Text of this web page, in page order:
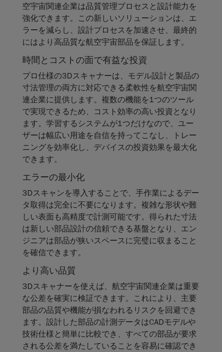
空宇宙関連企業は品質管理プロセスと設計能力を
強化できます。この新しいソリューションは、エ
ラーを減らし、設計プロセスを加速させ、最終的
にはより高品質な航空宇宙部品を保証します。
時間とコストの面で有益な投資
プロ仕様の3Dスキャナーは、モデル設計と製品の
寸法管理の両方に対応できる柔軟性を航空宇宙関
連企業に提供します。複数の機能を1つのツール
で実現できるため、コスト効率の高い投資となり
ます。学習するシステムが1つだけなので、ユー
ザーは幅広い用途を自信を持ってこなし、トレー
ニングを効率化し、デバイスの投資効果を最大化
できます。
エラーの最小化
3Dスキャンを導入することで、手作業によるデー
タ取得は完全に不要になります。複雑な形状や難
しい表面も高精度で計測可能です。得られた寸法
は新しい部品設計の信頼できる基盤となり、エン
ジニアは部品が狭いスペースに完璧に収まること
を確信できます。
より高い品質
3Dスキャナーを使えば、航空宇宙関連企業は重要
な公差を確実に検証できます。これにより、主要
部品の品質や機能が損なわれるリスクを回避でき
ます。設計した部品の計測データはCADモデルや
技術仕様と簡単に比較でき、すべての部品が要求
される公差を満たしていることを容易に確認でき